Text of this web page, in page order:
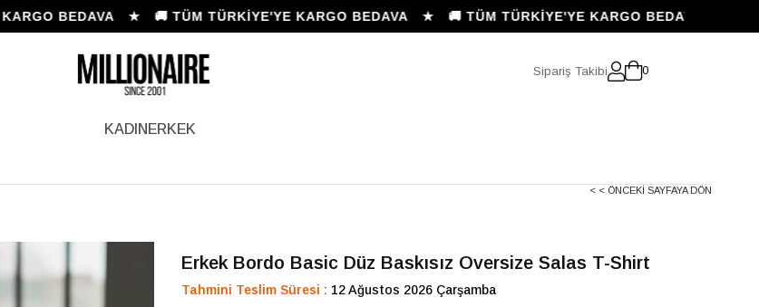
BEDAVA ★ 🚚 TÜM TÜRKİYE'YE KARGO BEDAVA ★ 🚚 TÜM TÜRKİYE'YE KARGO BEDAVA ★
Sipariş Takibi 0
KADIN ERKEK
< < ÖNCEKI SAYFAYA DÖN
Erkek Bordo Basic Düz Baskısız Oversize Salas T-Shirt
Tahmini Teslim Süresi : 12 Ağustos 2026 Çarşamba